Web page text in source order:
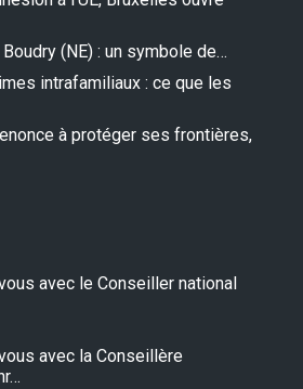
(NE) : un symbole de…
intrafamiliaux : ce que les
à protéger ses frontières,
avec le Conseiller national
avec la Conseillère